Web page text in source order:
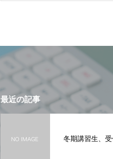
最近の記事
冬期講習生、受